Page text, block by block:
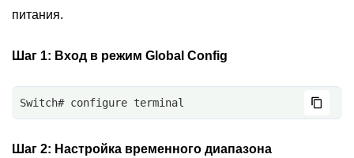
питания.
Шаг 1: Вход в режим Global Config
Switch# configure terminal
Шаг 2: Настройка временного диапазона